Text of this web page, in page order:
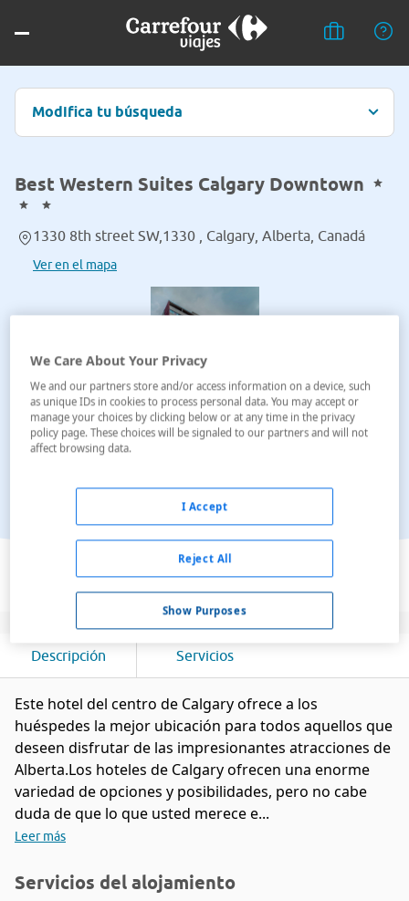
Modifica tu búsqueda
Best Western Suites Calgary Downtown
1330 8th street SW,1330 , Calgary, Alberta, Canadá
Ver en el mapa
Ver en el mapa
Descripción Servicios
Este hotel del centro de Calgary ofrece a los
huéspedes la mejor ubicación para todos aquellos que
deseen disfrutar de las impresionantes atracciones de
Alberta.Los hoteles de Calgary ofrecen una enorme
variedad de opciones y posibilidades, pero no cabe
duda de que lo que usted merece e...
Leer más
Servicios del alojamiento
We Care About Your Privacy
We and our partners store and/or access information on a device, such
as unique IDs in cookies to process personal data. You may accept or
manage your choices by clicking below or at any time in the privacy
policy page. These choices will be signaled to our partners and will not
affect browsing data.
Show Purposes
Reject All
I Accept